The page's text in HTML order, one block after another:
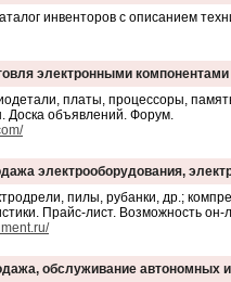
инвенторов с описанием
электронными компонентами
платы, процессоры,
Доска объявлений. Форум.
электрооборудования,
пилы, рубанки, др.;
Прайс-лист. Возможность он-
обслуживание автономных